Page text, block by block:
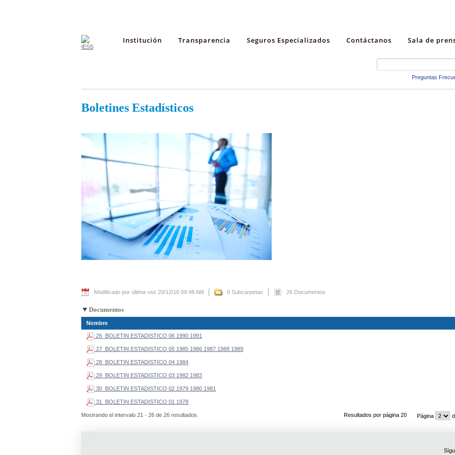
Institución Transparencia Seguros Especializados Contáctanos Sala de
Preguntas
Boletines Estadísticos
Modificado por última vez 20/12/16 09:48 AM 0 Subcarpetas 26 Documentos
Documentos
Nombre
26_BOLETIN ESTADISTICO 06 1990 1991
27_BOLETIN ESTADISTICO 05 1985 1986 1987 1988 1989
28_BOLETIN ESTADISTICO 04 1984
29_BOLETIN ESTADISTICO 03 1982 1983
30_BOLETIN ESTADISTICO 02 1979 1980 1981
31_BOLETIN ESTADISTICO 01 1978
Mostrando el intervalo 21 - 26 de 26 resultados. Resultados por página 20 Página